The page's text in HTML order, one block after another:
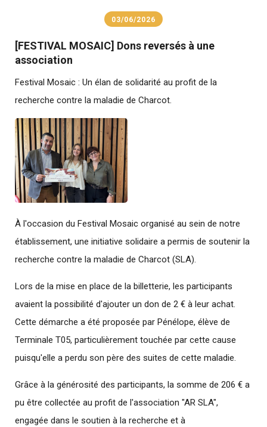
03/06/2026
[FESTIVAL MOSAIC] Dons reversés à une
association
Festival Mosaic : Un élan de solidarité au profit de la
recherche contre la maladie de Charcot.
À l'occasion du Festival Mosaic organisé au sein de notre
établissement, une initiative solidaire a permis de soutenir la
recherche contre la maladie de Charcot (SLA).
Lors de la mise en place de la billetterie, les participants
avaient la possibilité d'ajouter un don de 2 € à leur achat.
Cette démarche a été proposée par Pénélope, élève de
Terminale T05, particulièrement touchée par cette cause
puisqu'elle a perdu son père des suites de cette maladie.
Grâce à la générosité des participants, la somme de 206 € a
pu être collectée au profit de l'association "AR SLA",
engagée dans le soutien à la recherche et à